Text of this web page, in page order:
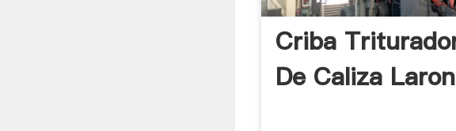
Criba
De Caliza